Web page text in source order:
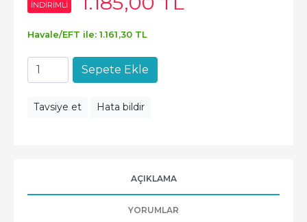
INDIRIMLI
Havale/EFT ile: 1.161 ,30 TL
Sepete Ekle
Tavsiye et Hata bildir
AÇIKLAMA
YORUMLAR